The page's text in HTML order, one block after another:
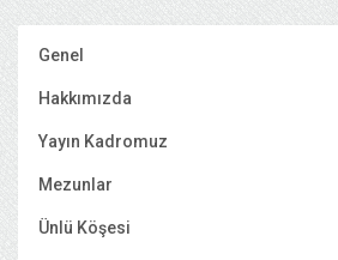
Genel
Hakkımızda
Yayın Kadromuz
Mezunlar
Ünlü Köşesi